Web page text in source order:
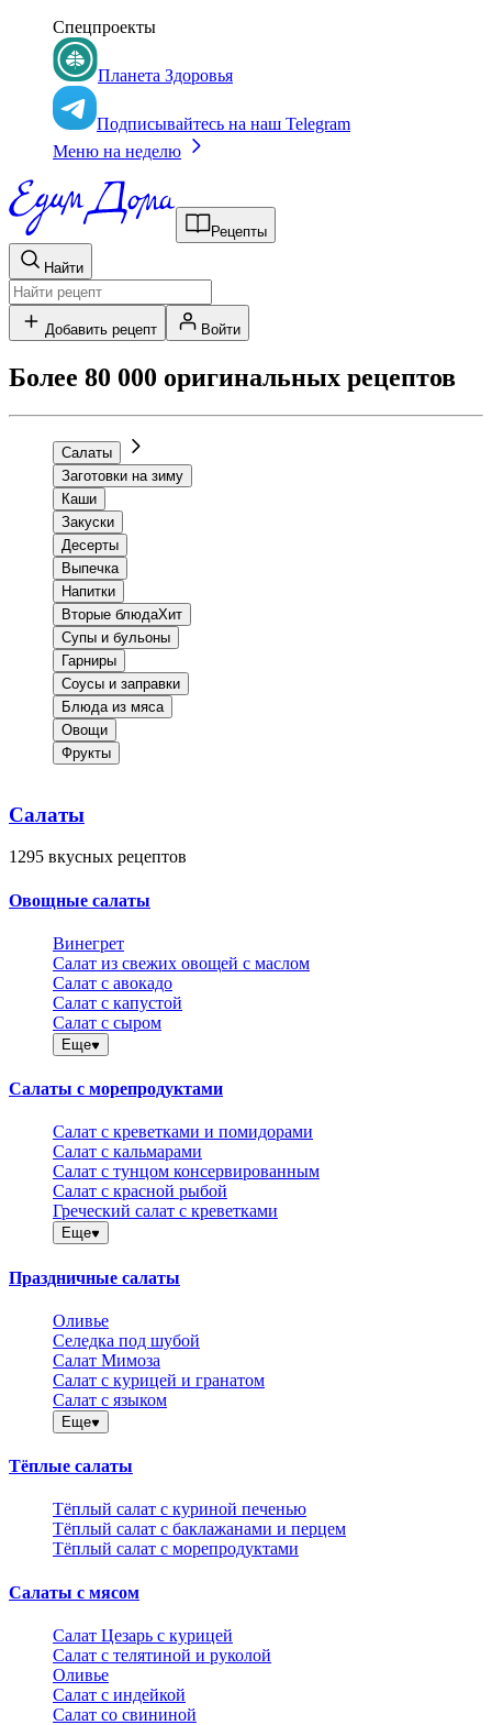
Спецпроекты
Планета Здоровья
Подписывайтесь на наш Telegram
Меню на неделю
Рецепты
Найти
Добавить рецепт Войти
Более 80 000 оригинальных рецептов
Салаты
Заготовки на зиму
Каши
Закуски
Десерты
Выпечка
Напитки
Вторые блюдаХит
Супы и бульоны
Гарниры
Соусы и заправки
Блюда из мяса
Овощи
Фрукты
Салаты
1295 вкусных рецептов
Овощные салаты
Винегрет
Салат из свежих овощей с маслом
Салат с авокадо
Салат с капустой
Салат с сыром
Еще
Салаты с морепродуктами
Салат с креветками и помидорами
Салат с кальмарами
Салат с тунцом консервированным
Салат с красной рыбой
Греческий салат с креветками
Еще
Праздничные салаты
Оливье
Селедка под шубой
Салат Мимоза
Салат с курицей и гранатом
Салат с языком
Еще
Тёплые салаты
Тёплый салат с куриной печенью
Тёплый салат с баклажанами и перцем
Тёплый салат с морепродуктами
Салаты с мясом
Салат Цезарь с курицей
Салат с телятиной и руколой
Оливье
Салат с индейкой
Салат со свининой